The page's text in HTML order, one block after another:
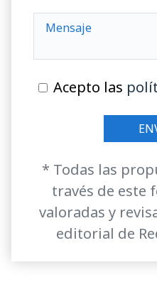
Acepto las
* Todas las
través de este
valoradas y
editorial de